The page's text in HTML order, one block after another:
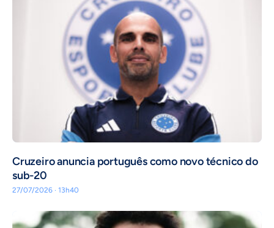
Cruzeiro anuncia português como novo técnico do
sub-20
27/07/2026 · 13h40